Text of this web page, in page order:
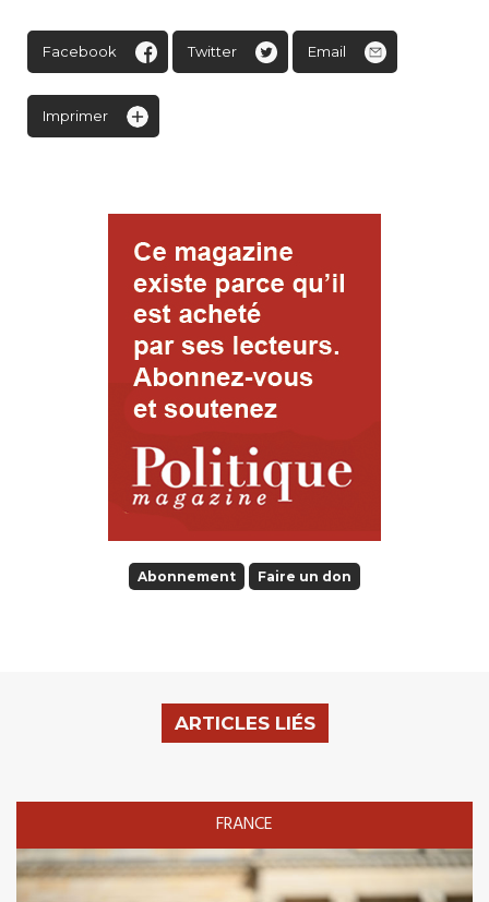
Facebook Twitter Email
Imprimer
Abonnement Faire un don
ARTICLES LIÉS
FRANCE